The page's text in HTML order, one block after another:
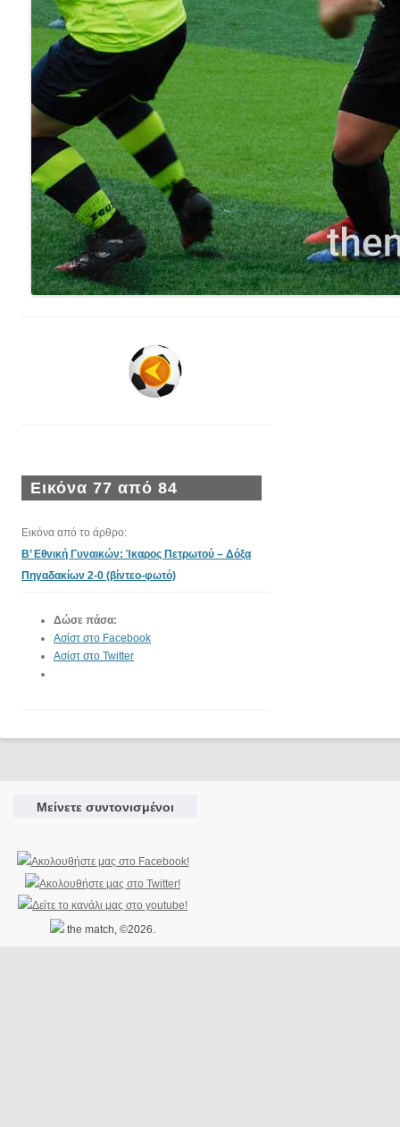
Εικόνα 77 από 84
Εικόνα από το άρθρο:
Β’ Εθνική Γυναικών: Ίκαρος Πετρωτού – Δόξα
Πηγαδακίων 2-0 (βίντεο-φωτό)
Δώσε πάσα:
Ασίστ στο Facebook
Ασίστ στο Twitter
Μείνετε συντονισμένοι
the match, ©2026.